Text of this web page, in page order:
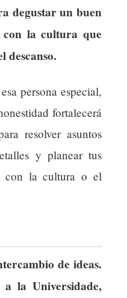
degustar un buen
la cultura que
descanso.
persona especial,
fortalecerá
resolver asuntos
y planear tus
con la cultura o el
de ideas.
la Universidade,